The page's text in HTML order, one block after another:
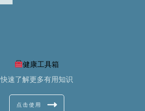
健康工具箱
快速了解更多有用知识
点击使用